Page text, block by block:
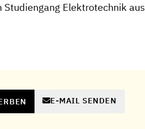
Studiengang Elektrotechnik aus
E-MAIL SENDEN